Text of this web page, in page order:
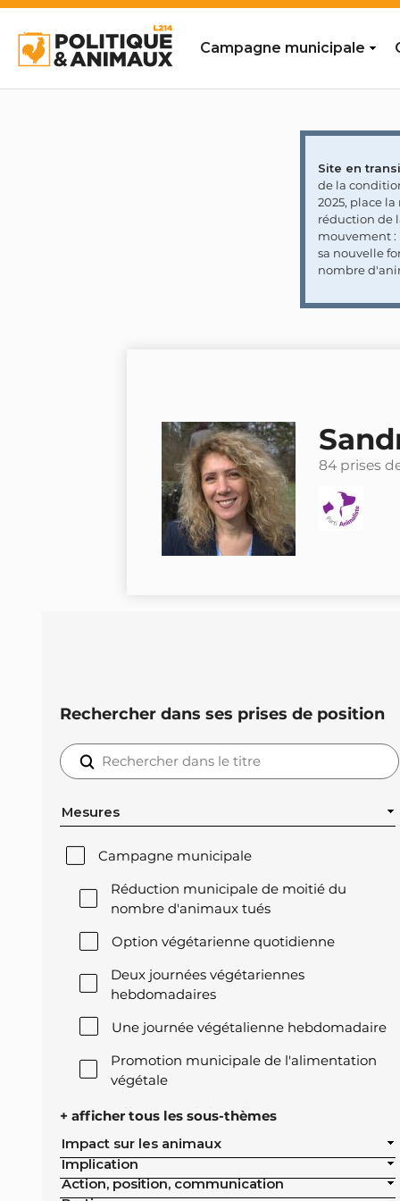
Campagne municipale
Site en
de la
2025, place
réduction de
mouvement :
sa nouvelle
nombre
84 prises
Rechercher dans ses prises de position
Mesures
Campagne municipale
Réduction municipale de moitié du
nombre d'animaux tués
Option végétarienne quotidienne
Deux journées végétariennes
hebdomadaires
Une journée végétalienne hebdomadaire
Promotion municipale de l'alimentation
végétale
Offre végétale lors des réceptions
Exclusion de l'élevage intensif des achats
publics de la ville
+ afficher tous les sous-thèmes
Impact sur les animaux
Implication
Action, position, communication